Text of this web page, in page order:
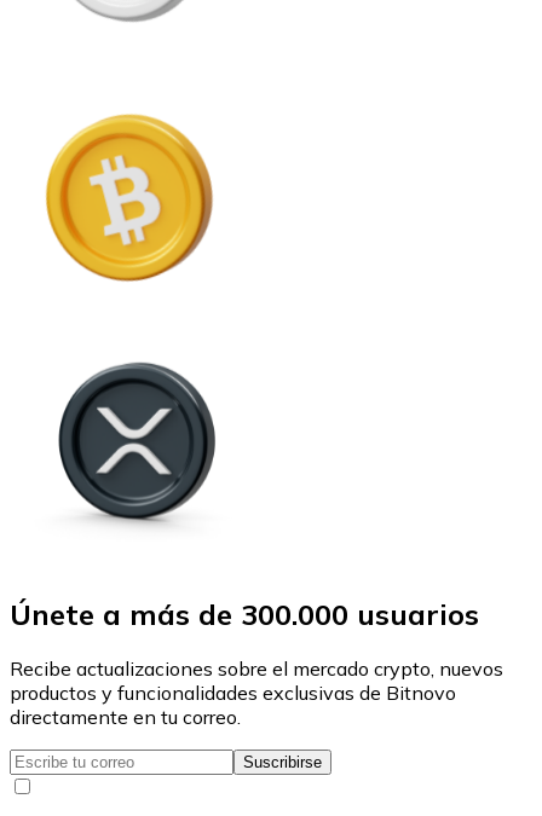
Únete a más de 300.000 usuarios
Recibe actualizaciones sobre el mercado crypto, nuevos
productos y funcionalidades exclusivas de Bitnovo
directamente en tu correo.
Suscribirse